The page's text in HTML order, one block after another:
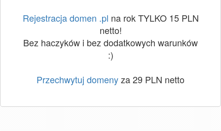
Rejestracja domen .pl na rok TYLKO 15 PLN
netto!
Bez haczyków i bez dodatkowych warunków
:)
Przechwytuj domenyza 29 PLN netto